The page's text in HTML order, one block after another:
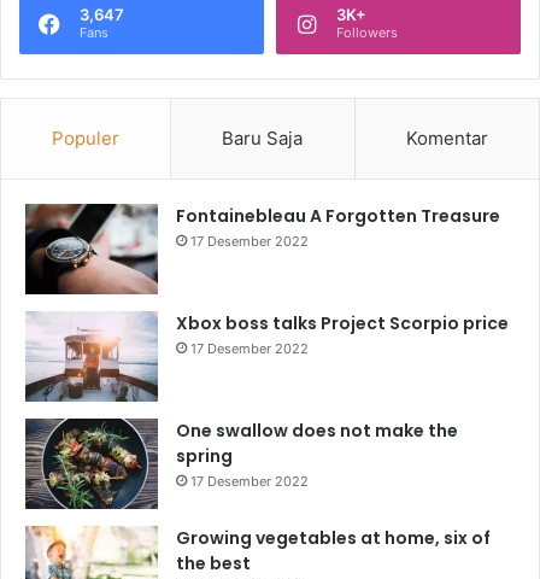
3,647
Fans
3K+
Followers
Populer Baru Saja Komentar
Fontainebleau A Forgotten Treasure
17 Desember 2022
Xbox boss talks Project Scorpio price
17 Desember 2022
One swallow does not make the
spring
17 Desember 2022
Growing vegetables at home, six of
the best